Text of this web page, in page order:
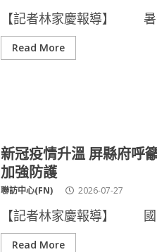
【記者林家慶報導】 暑
Read More
新冠疫情升溫 屏縣府呼
加強防護
聯訪中心(FN) 2026-07-27
【記者林家慶報導】 國
Read More